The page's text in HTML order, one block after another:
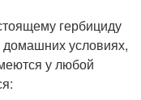
гербициду
домашних условиях,
у любой